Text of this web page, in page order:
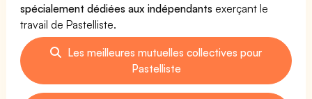
spécialement dédiées aux indépendants exerçant le
travail de Pastelliste.
Les meilleures mutuelles collectives pour
Pastelliste